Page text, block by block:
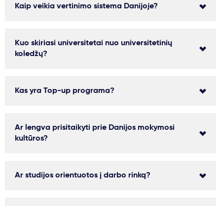
Kaip veikia vertinimo sistema Danijoje?
Kuo skiriasi universitetai nuo universitetinių
koledžų?
Kas yra Top-up programa?
Ar lengva prisitaikyti prie Danijos mokymosi
kultūros?
Ar studijos orientuotos į darbo rinką?